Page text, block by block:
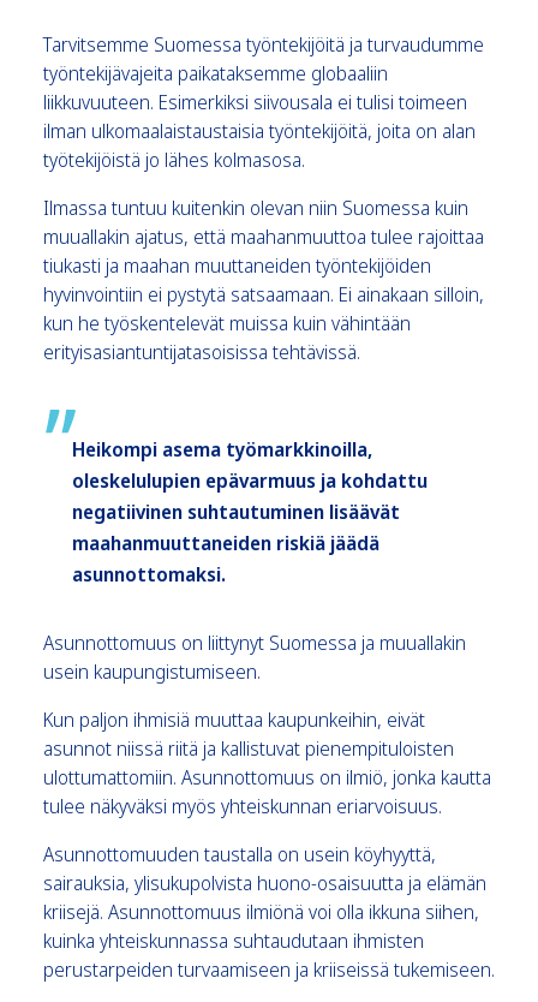
Tarvitsemme Suomessa työntekijöitä ja turvaudumme
työntekijävajeita paikataksemme globaaliin
liikkuvuuteen. Esimerkiksi siivousala ei tulisi toimeen
ilman ulkomaalaistaustaisia työntekijöitä, joita on alan
työtekijöistä jo lähes kolmasosa.
Ilmassa tuntuu kuitenkin olevan niin Suomessa kuin
muuallakin ajatus, että maahanmuuttoa tulee rajoittaa
tiukasti ja maahan muuttaneiden työntekijöiden
hyvinvointiin ei pystytä satsaamaan. Ei ainakaan silloin,
kun he työskentelevät muissa kuin vähintään
erityisasiantuntijatasoisissa tehtävissä.
Heikompi asema työmarkkinoilla,
oleskelulupien epävarmuus ja kohdattu
negatiivinen suhtautuminen lisäävät
maahanmuuttaneiden riskiä jäädä
asunnottomaksi.
Asunnottomuus on liittynyt Suomessa ja muuallakin
usein kaupungistumiseen.
Kun paljon ihmisiä muuttaa kaupunkeihin, eivät
asunnot niissä riitä ja kallistuvat pienempituloisten
ulottumattomiin. Asunnottomuus on ilmiö, jonka kautta
tulee näkyväksi myös yhteiskunnan eriarvoisuus.
Asunnottomuuden taustalla on usein köyhyyttä,
sairauksia, ylisukupolvista huono-osaisuutta ja elämän
kriisejä. Asunnottomuus ilmiönä voi olla ikkuna siihen,
kuinka yhteiskunnassa suhtaudutaan ihmisten
perustarpeiden turvaamiseen ja kriiseissä tukemiseen.